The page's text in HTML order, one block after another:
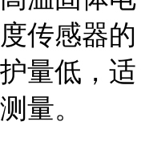
传感器的
量低，适
量。